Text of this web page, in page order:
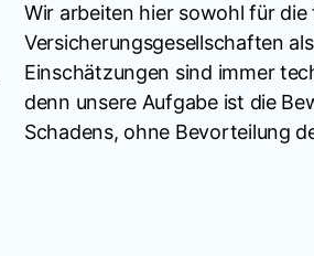
Wir arbeiten hier sowohl für die
Versicherungsgesellschaften
Einschätzungen sind immer
denn unsere Aufgabe ist die
Schadens, ohne Bevorteilung